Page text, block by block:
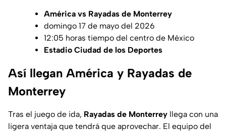
América vs Rayadas de Monterrey
domingo 17 de mayo del 2026
12:05 horas tiempo del centro de México
Estadio Ciudad de los Deportes
Así llegan América y Rayadas de
Monterrey
Tras el juego de ida, Rayadas de Monterrey llega con una
ligera ventaja que tendrá que aprovechar. El equipo del